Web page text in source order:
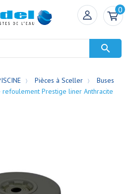
0

Pièces à Sceller
Buses
refoulement Prestige liner Anthracite